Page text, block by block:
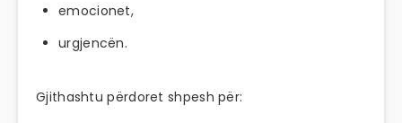
emocionet,
urgjencën.
Gjithashtu përdoret shpesh për: